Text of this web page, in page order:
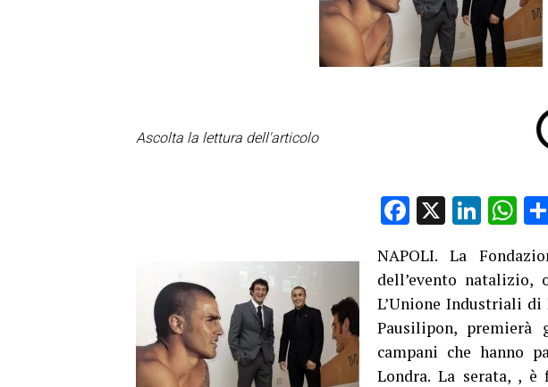
Ascolta la lettura dell'articolo
Facebook
X
NAPOLI. La
dell’evento natalizio,
L’Unione Industriali di
Pausilipon,
campani che hanno
Londra. La serata, ,